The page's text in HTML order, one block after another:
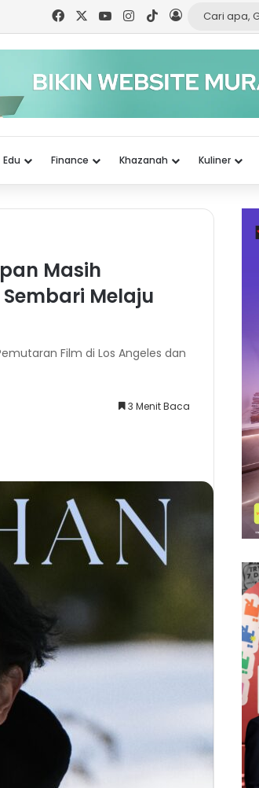
FacebookYouTubeInstagram
TikTokLog In
Edu Finance Khazanah Kuliner
Masih
Melaju
Film di Los Angeles dan
3 Menit Baca